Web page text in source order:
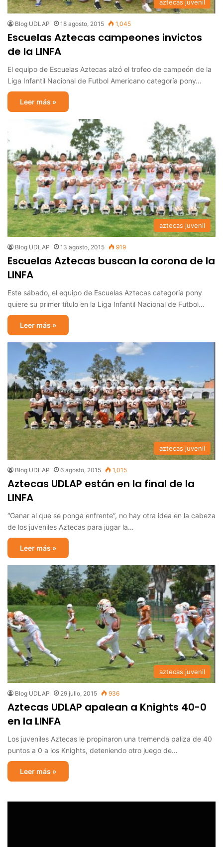
aztecas juvenil
Blog UDLAP 18 agosto, 2015 1,045
Escuelas Aztecas campeones invictos
de la LINFA
El equipo de Escuelas Aztecas alzó el trofeo de campeón de la
Liga Infantil Nacional de Futbol Americano categoría pony…
Leer más »
aztecas juvenil
Blog UDLAP 13 agosto, 2015 919
Escuelas Aztecas buscan la corona de la
LINFA
Este sábado, el equipo de Escuelas Aztecas categoría pony
quiere su primer título en la Liga Infantil Nacional de Futbol…
Leer más »
aztecas juvenil
Blog UDLAP 6 agosto, 2015 1,015
Aztecas UDLAP están en la final de la
LINFA
“Ganar al que se ponga enfrente”, no hay otra idea en la cabeza
de los juveniles Aztecas para jugar la…
Leer más »
aztecas juvenil
Blog UDLAP 29 julio, 2015 936
Aztecas UDLAP apalean a Knights 40-0
en la LINFA
Los juveniles Aztecas le propinaron una tremenda paliza de 40
puntos a 0 a los Knights, deteniendo otro juego de…
Leer más »